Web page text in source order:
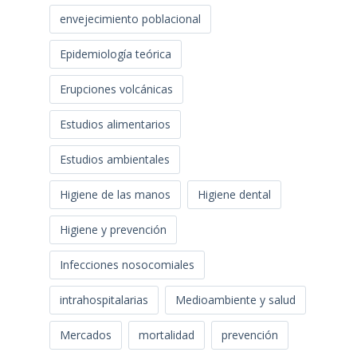
envejecimiento poblacional
Epidemiología teórica
Erupciones volcánicas
Estudios alimentarios
Estudios ambientales
Higiene de las manos Higiene dental
Higiene y prevención
Infecciones nosocomiales
intrahospitalarias Medioambiente y salud
Mercados mortalidad
prevención